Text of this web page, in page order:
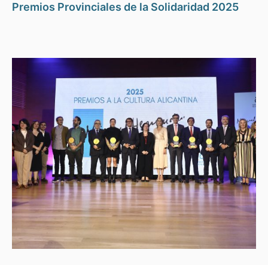
Premios Provinciales de la Solidaridad 2025